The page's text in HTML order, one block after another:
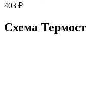
403 ₽
Схема